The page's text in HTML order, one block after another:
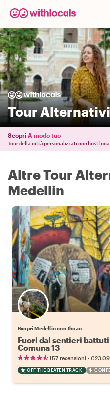
Tour
Scopri A modo tuo
Tour della città personalizzati con host
Altre Tour
Medellin
Scopri Medellin con Jhoan
Fuori dai sentieri
Comuna 13
157 recensioni • €23.09
OFF THE BEATEN TRACK